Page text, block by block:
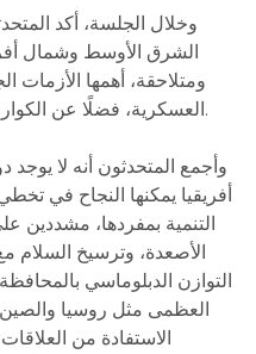
وخلال الجلسة، أكد
الشرق الأوسط وشمال
ومتلاحقة، أهمها الأزمات
العسكرية، فضلًا عن الكوارث البيئية والمناخية التي تهدد العالم.
وأجمع المتحدثون أنه لا
أفريقيا يمكنها النجاح في
التنمية بمفردها، مشددين
الأصعدة، وترسيخ السلام
التوازن الدبلوماسي
العظمى مثل روسيا والصين
الاستفادة من